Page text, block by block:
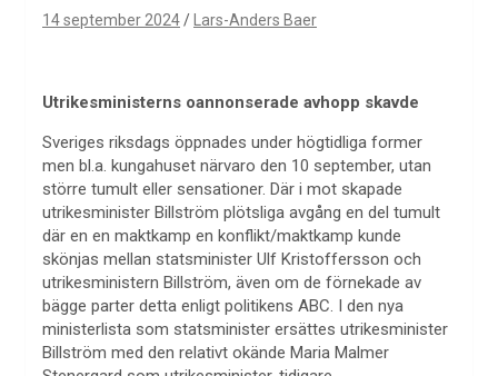
14 september 2024 Lars-Anders Baer
Utrikesministerns oannonserade avhopp skavde
Sveriges riksdags öppnades under högtidliga former
men bl.a. kungahuset närvaro den 10 september, utan
större tumult eller sensationer. Där i mot skapade
utrikesminister Billström plötsliga avgång en del tumult
där en en maktkamp en konflikt/maktkamp kunde
skönjas mellan statsminister Ulf Kristoffersson och
utrikesministern Billström, även om de förnekade av
bägge parter detta enligt politikens ABC. I den nya
ministerlista som statsminister ersättes utrikesminister
Billström med den relativt okände Maria Malmer